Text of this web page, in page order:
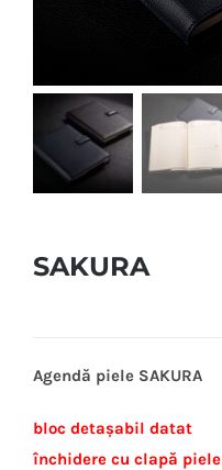
SAKURA
Agendă piele SAKURA
bloc detașabil datat
închidere cu clapă piele